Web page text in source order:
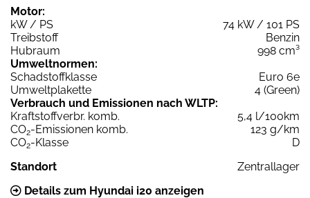
Motor:
kW / PS
74 kW / 101 PS
Treibstoff
Benzin
Hubraum
998 cm³
Umweltnormen:
Schadstoffklasse
Euro 6e
Umweltplakette
4 (Green)
Verbrauch und Emissionen nach WLTP:
Kraftstoffverbr. komb.
5,4 l/100km
CO2-Emissionen komb.
123 g/km
CO2-Klasse
D
Standort
Zentrallager
Details zum Hyundai i20 anzeigen